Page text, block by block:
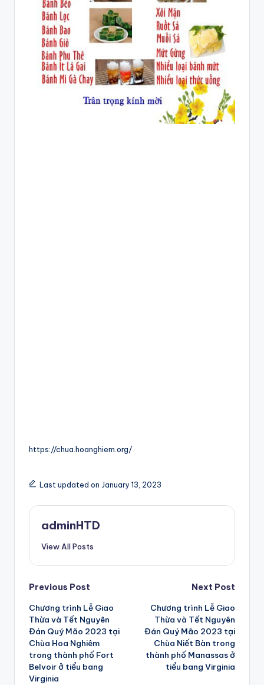
https://chua.hoanghiem.org/
Last updated on January 13, 2023
adminHTD
View All Posts
Post
navigation
Previous Post
Chương trình Lễ Giao
Thừa và Tết Nguyên
Đán Quý Mão 2023 tại
Chùa Hoa Nghiêm
trong thành phố Fort
Belvoir ở tiểu bang
Virginia
Next Post
Chương trình Lễ Giao
Thừa và Tết Nguyên
Đán Quý Mão 2023 tại
Chùa Niết Bàn trong
thành phố Manassas ở
tiểu bang Virginia